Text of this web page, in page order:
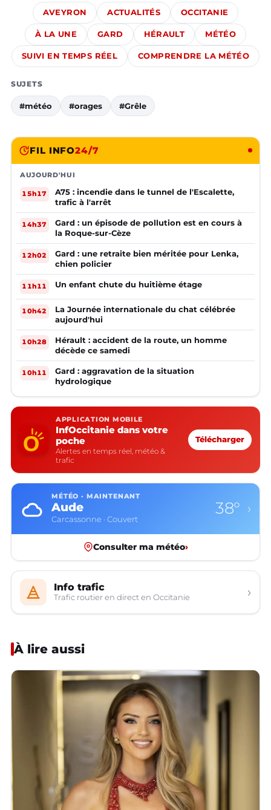
AVEYRON ACTUALITÉS OCCITANIE
À LA UNE GARD HÉRAULT MÉTÉO
SUIVI EN TEMPS RÉEL COMPRENDRE LA MÉTÉO
SUJETS
#météo #orages #Grêle
FIL INFO24/7
AUJOURD'HUI
15h17
A75 : incendie dans le tunnel de l'Escalette,
trafic à l'arrêt
14h37
Gard : un épisode de pollution est en cours à
la Roque-sur-Cèze
12h02
Gard : une retraite bien méritée pour Lenka,
chien policier
11h11 Un enfant chute du huitième étage
10h42
La Journée internationale du chat célébrée
aujourd'hui
10h28
Hérault : accident de la route, un homme
décède ce samedi
10h11
Gard : aggravation de la situation
hydrologique
APPLICATION MOBILE
InfOccitanie dans votre
poche
Alertes en temps réel, météo &
trafic
Télécharger
MÉTÉO · MAINTENANT
Aude
Carcassonne · Couvert
38° ›
Consulter ma météo›
Info trafic
Trafic routier en direct en Occitanie ›
À lire aussi